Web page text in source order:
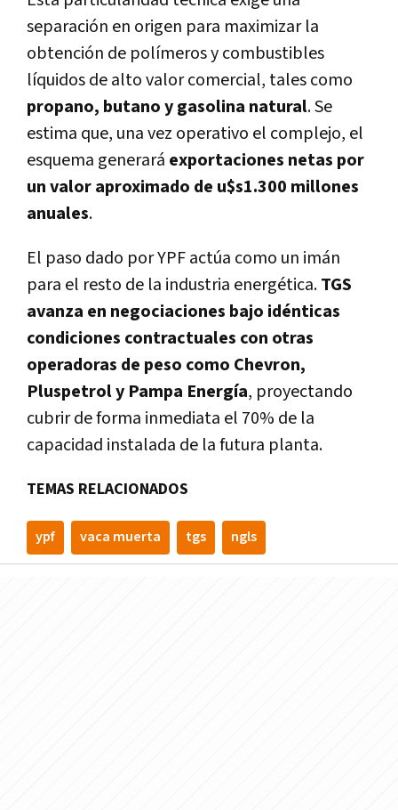
separación en origen para maximizar la
obtención de polímeros y combustibles
líquidos de alto valor comercial, tales como
propano, butano y gasolina natural. Se
estima que, una vez operativo el complejo, el
esquema generará exportaciones netas por
un valor aproximado de u$s1.300 millones
anuales.
El paso dado por YPF actúa como un imán
para el resto de la industria energética.TGS
avanza en negociaciones bajo idénticas
condiciones contractuales con otras
operadoras de peso como Chevron,
Pluspetrol y Pampa Energía, proyectando
cubrir de forma inmediata el 70% de la
capacidad instalada de la futura planta.
TEMAS RELACIONADOS
ypf vaca muerta tgs ngls